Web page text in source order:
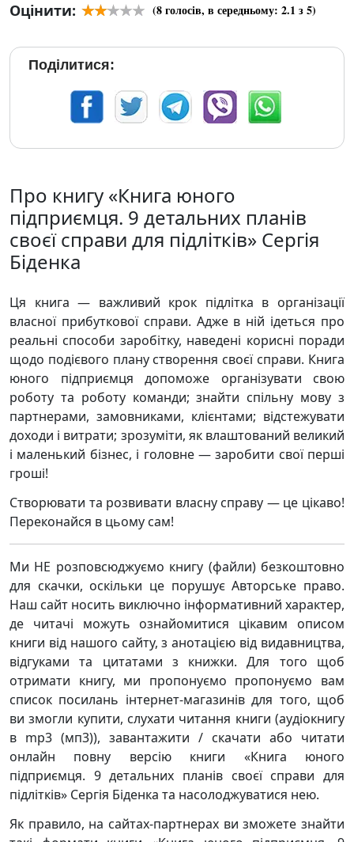
Оцінити:
(8голосів, в середньому: 2.1 з 5)
Поділитися:
Про книгу «Книга юного
підприємця. 9 детальних планів
своєї справи для підлітків» Сергія
Біденка
Ця книга — важливий крок підлітка в організації
власної прибуткової справи. Адже в ній ідеться про
реальні способи заробітку, наведені корисні поради
щодо подієвого плану створення своєї справи. Книга
юного підприємця допоможе організувати свою
роботу та роботу команди; знайти спільну мову з
партнерами, замовниками, клієнтами; відстежувати
доходи і витрати; зрозуміти, як влаштований великий
і маленький бізнес, і головне — заробити свої перші
гроші!
Створювати та розвивати власну справу — це цікаво!
Переконайся в цьому сам!
Ми НЕ розповсюджуємо книгу (файли) безкоштовно
для скачки, оскільки це порушує Авторське право.
Наш сайт носить виключно інформативний характер,
де читачі можуть ознайомитися цікавим описом
книги від нашого сайту, з анотацією від видавництва,
відгуками та цитатами з книжки. Для того щоб
отримати книгу, ми пропонуємо пропонуємо вам
список посилань інтернет-магазинів для того, щоб
ви змогли купити, слухати читання книги (аудіокнигу
в mp3 (мп3)), завантажити / скачати або читати
онлайн повну версію книги «Книга юного
підприємця. 9 детальних планів своєї справи для
підлітків» Сергія Біденка та насолоджуватися нею.
Як правило, на сайтах-партнерах ви зможете знайти